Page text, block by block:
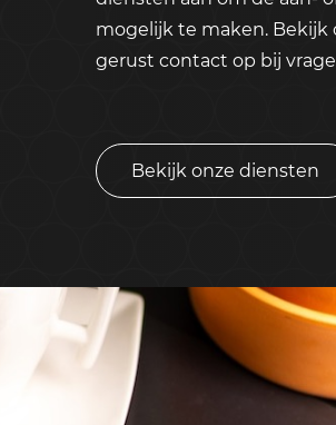
mogelijk te maken. Bekijk
gerust contact op bij
Bekijk onze diensten